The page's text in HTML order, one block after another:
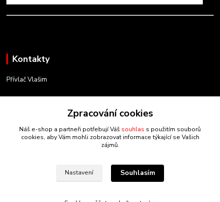
Kontakty
Přívlač Vlašim
734 754 584
info@privlacvlasim.cz
Zpracování cookies
Náš e-shop a partneři potřebují Váš souhlas s použitím souborů
cookies, aby Vám mohli zobrazovat informace týkající se Vašich
zájmů.
Nastavení Souhlasím